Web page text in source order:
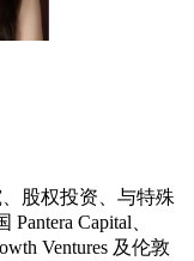
股权投资、与特殊
Capital、
Ventures 及伦敦